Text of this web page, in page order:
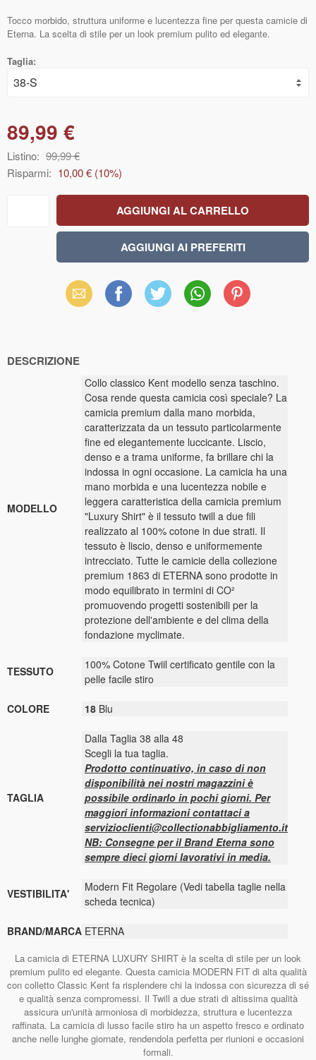
Tocco morbido, struttura uniforme e lucentezza fine per questa camicie di
Eterna. La scelta di stile per un look premium pulito ed elegante.
Taglia:
89,99 €
Listino: 99,99 €
Risparmi: 10,00 € (10%)
Email Facebook X WhatsAppPinterest
DESCRIZIONE
MODELLO
Collo classico Kent modello senza taschino.
Cosa rende questa camicia così speciale? La
camicia premium dalla mano morbida,
caratterizzata da un tessuto particolarmente
fine ed elegantemente luccicante. Liscio,
denso e a trama uniforme, fa brillare chi la
indossa in ogni occasione. La camicia ha una
mano morbida e una lucentezza nobile e
leggera caratteristica della camicia premium
"Luxury Shirt" è il tessuto twill a due fili
realizzato al 100% cotone in due strati. Il
tessuto è liscio, denso e uniformemente
intrecciato. Tutte le camicie della collezione
premium 1863 di ETERNA sono prodotte in
modo equilibrato in termini di CO²
promuovendo progetti sostenibili per la
protezione dell'ambiente e del clima della
fondazione myclimate.
TESSUTO
100% Cotone Twiil certificato gentile con la
pelle facile stiro
COLORE 18 Blu
TAGLIA
Dalla Taglia 38 alla 48
Scegli la tua taglia.
Prodotto continuativo, in caso di non
disponibilità nei nostri magazzini è
possibile ordinarlo in pochi giorni. Per
maggiori informazioni contattaci a
servizioclienti@collectionabbigliamento.it
NB: Consegne per il Brand Eterna sono
sempre dieci giorni lavorativi in media.
VESTIBILITA'
Modern Fit Regolare (Vedi tabella taglie nella
scheda tecnica)
BRAND/MARCA ETERNA
La camicia di ETERNA LUXURY SHIRT è la scelta di stile per un look
premium pulito ed elegante. Questa camicia MODERN FIT di alta qualità
con colletto Classic Kent fa risplendere chi la indossa con sicurezza di sé
e qualità senza compromessi. Il Twill a due strati di altissima qualità
assicura un'unità armoniosa di morbidezza, struttura e lucentezza
raffinata. La camicia di lusso facile stiro ha un aspetto fresco e ordinato
anche nelle lunghe giornate, rendendola perfetta per riunioni e occasioni
formali.